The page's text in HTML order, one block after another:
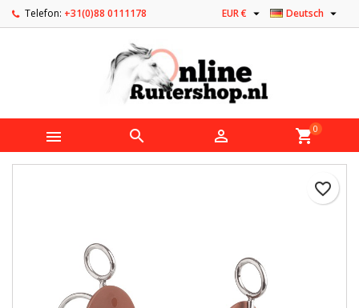
Telefon: +31(0)88 0111178 Deutsch 
EUR € 
   shopping_cart0
favorite_border